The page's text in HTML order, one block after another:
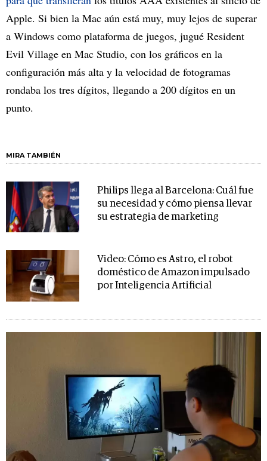
Apple. Si bien la Mac aún está muy, muy lejos de superar
a Windows como plataforma de juegos, jugué Resident
Evil Village en Mac Studio, con los gráficos en la
configuración más alta y la velocidad de fotogramas
rondaba los tres dígitos, llegando a 200 dígitos en un
punto.
MIRA TAMBIÉN
Philips llega al Barcelona: Cuál fue
su necesidad y cómo piensa llevar
su estrategia de marketing
Video: Cómo es Astro, el robot
doméstico de Amazon impulsado
por Inteligencia Artificial